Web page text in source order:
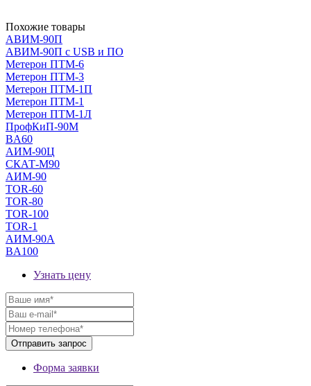
Похожие товары
АВИМ-90П
АВИМ-90П с USB и ПО
Метерон ПТМ-6
Метерон ПТМ-3
Метерон ПТМ-1П
Метерон ПТМ-1
Метерон ПТМ-1Л
ПрофКиП-90М
BA60
АИМ-90Ц
СКАТ-М90
АИМ-90
TOR-60
TOR-80
TOR-100
TOR-1
АИМ-90А
BA100
Узнать цену
Форма заявки